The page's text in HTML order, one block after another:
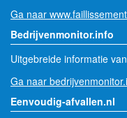
Ga naar
Bedrijvenmonitor.info
Uitgebreide informatie
Ga naar
Eenvoudig-afvallen.nl